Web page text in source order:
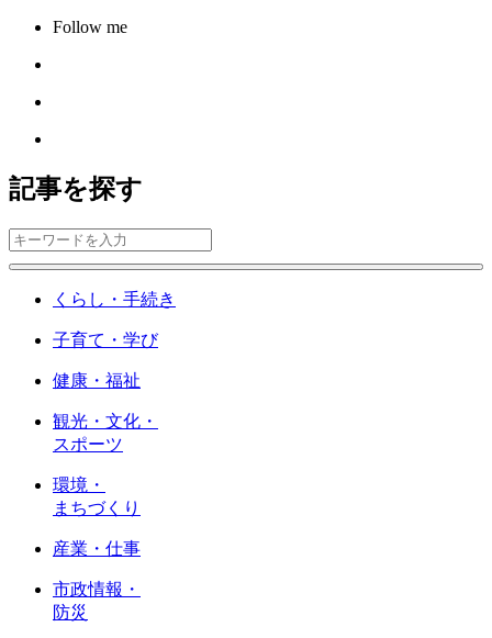
Follow me
記事を探す
くらし・手続き
子育て・学び
健康・福祉
観光・文化・
スポーツ
環境・
まちづくり
産業・仕事
市政情報・
防災